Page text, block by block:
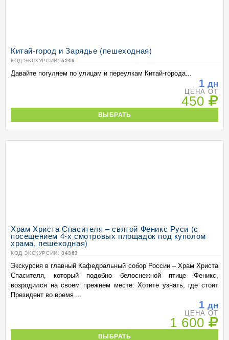
Китай-город и Зарядье (пешеходная)
КОД ЭКСКУРСИИ: 5246
Давайте погуляем по улицам и переулкам Китай-города...
1 дн
ЦЕНА ОТ
450
ВЫБРАТЬ
Храм Христа Спасителя – святой Феникс Руси (с
посещением 4-х смотровых площадок под куполом
храма, пешеходная)
КОД ЭКСКУРСИИ: 34363
Экскурсия в главный Кафедральный собор России – Храм Христа
Спасителя, который подобно белоснежной птице Феникс,
возродился на своем прежнем месте. Хотите узнать, где стоит
Президент во время ...
1 дн
ЦЕНА ОТ
1 600
ВЫБРАТЬ